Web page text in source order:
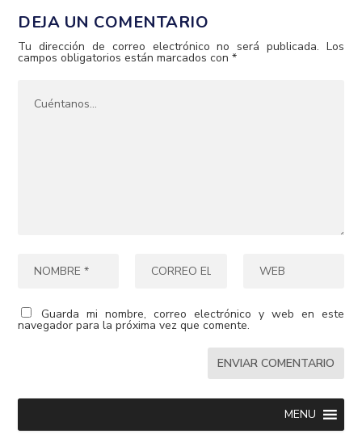
DEJA UN COMENTARIO
Tu dirección de correo electrónico no será publicada. Los
campos obligatorios están marcados con*
Guarda mi nombre, correo electrónico y web en este
navegador para la próxima vez que comente.
MENU